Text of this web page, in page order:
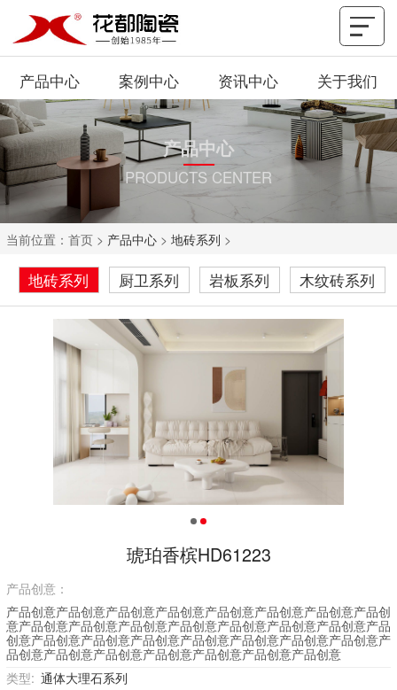
产品中心 案例中心 资讯中心 关于我们
产品中心
PRODUCTS CENTER
当前位置： 首页 > 产品中心 > 地砖系列 >
地砖系列 厨卫系列 岩板系列 木纹砖系列
琥珀香槟HD61223
产品创意：
产品创意产品创意产品创意产品创意产品创意产品创意产品创意产品创
意产品创意产品创意产品创意产品创意产品创意产品创意产品创意产品
创意产品创意产品创意产品创意产品创意产品创意产品创意产品创意产
品创意产品创意产品创意产品创意产品创意产品创意产品创意
类型: 通体大理石系列